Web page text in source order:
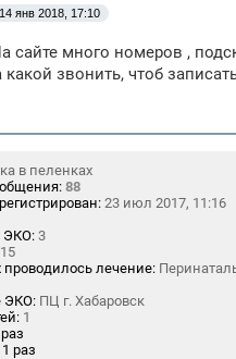
14 янв 2018, 17:10
сайте много номеров ,
звонить, чтоб
в пеленках
88
23 июл 2017, 11:16
ЭКО: 3
15
проводилось лечение:
ЭКО: ПЦ г. Хабаровск
1
раз